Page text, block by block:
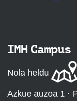
IMH Campus
Nola heldu
Azkue auzoa 1 ·